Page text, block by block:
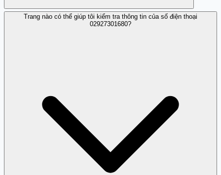
Bạn nên tắt máy và không trả lời hoặc cung cấp bất kỳ
Trang nào có thể giúp tôi kiểm tra thông tin của số điện thoại
02927301680?